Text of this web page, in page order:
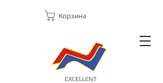
Корзина
EXCELLENT